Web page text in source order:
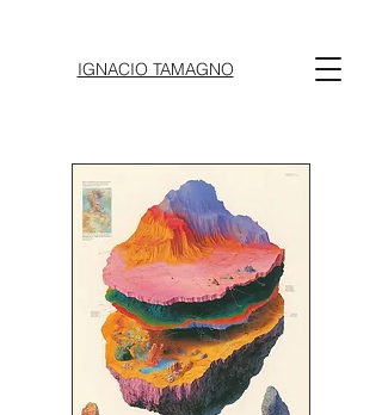
IGNACIO TAMAGNO